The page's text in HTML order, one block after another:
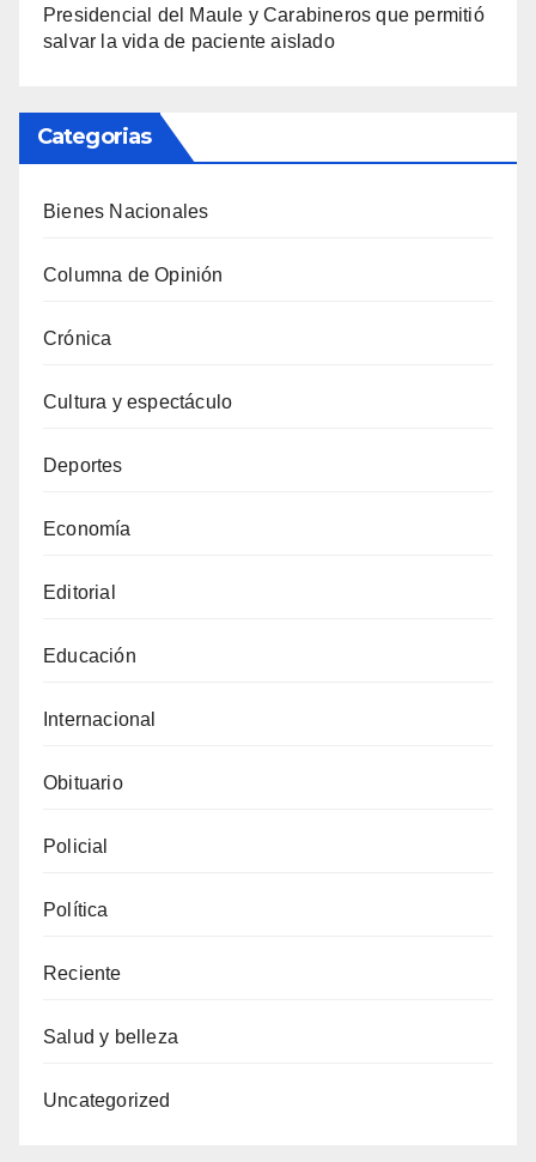
Presidencial del Maule y Carabineros que permitió
salvar la vida de paciente aislado
Categorias
Bienes Nacionales
Columna de Opinión
Crónica
Cultura y espectáculo
Deportes
Economía
Editorial
Educación
Internacional
Obituario
Policial
Política
Reciente
Salud y belleza
Uncategorized